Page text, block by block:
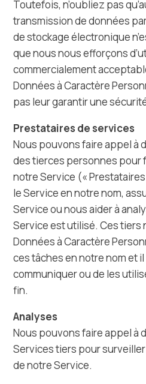
Toutefois, n’oubliez pas
transmission de données
de stockage électronique
que nous nous efforçons
commercialement
Données à Caractère
pas leur garantir une
Prestataires de services
Nous pouvons faire appel à
des tierces personnes pour
notre Service («
le Service en notre nom,
Service ou nous aider à
Service est utilisé. Ces tiers
Données à Caractère
ces tâches en notre nom et
communiquer ou de les
fin.
Analyses
Nous pouvons faire appel à
Services tiers pour
de notre Service.